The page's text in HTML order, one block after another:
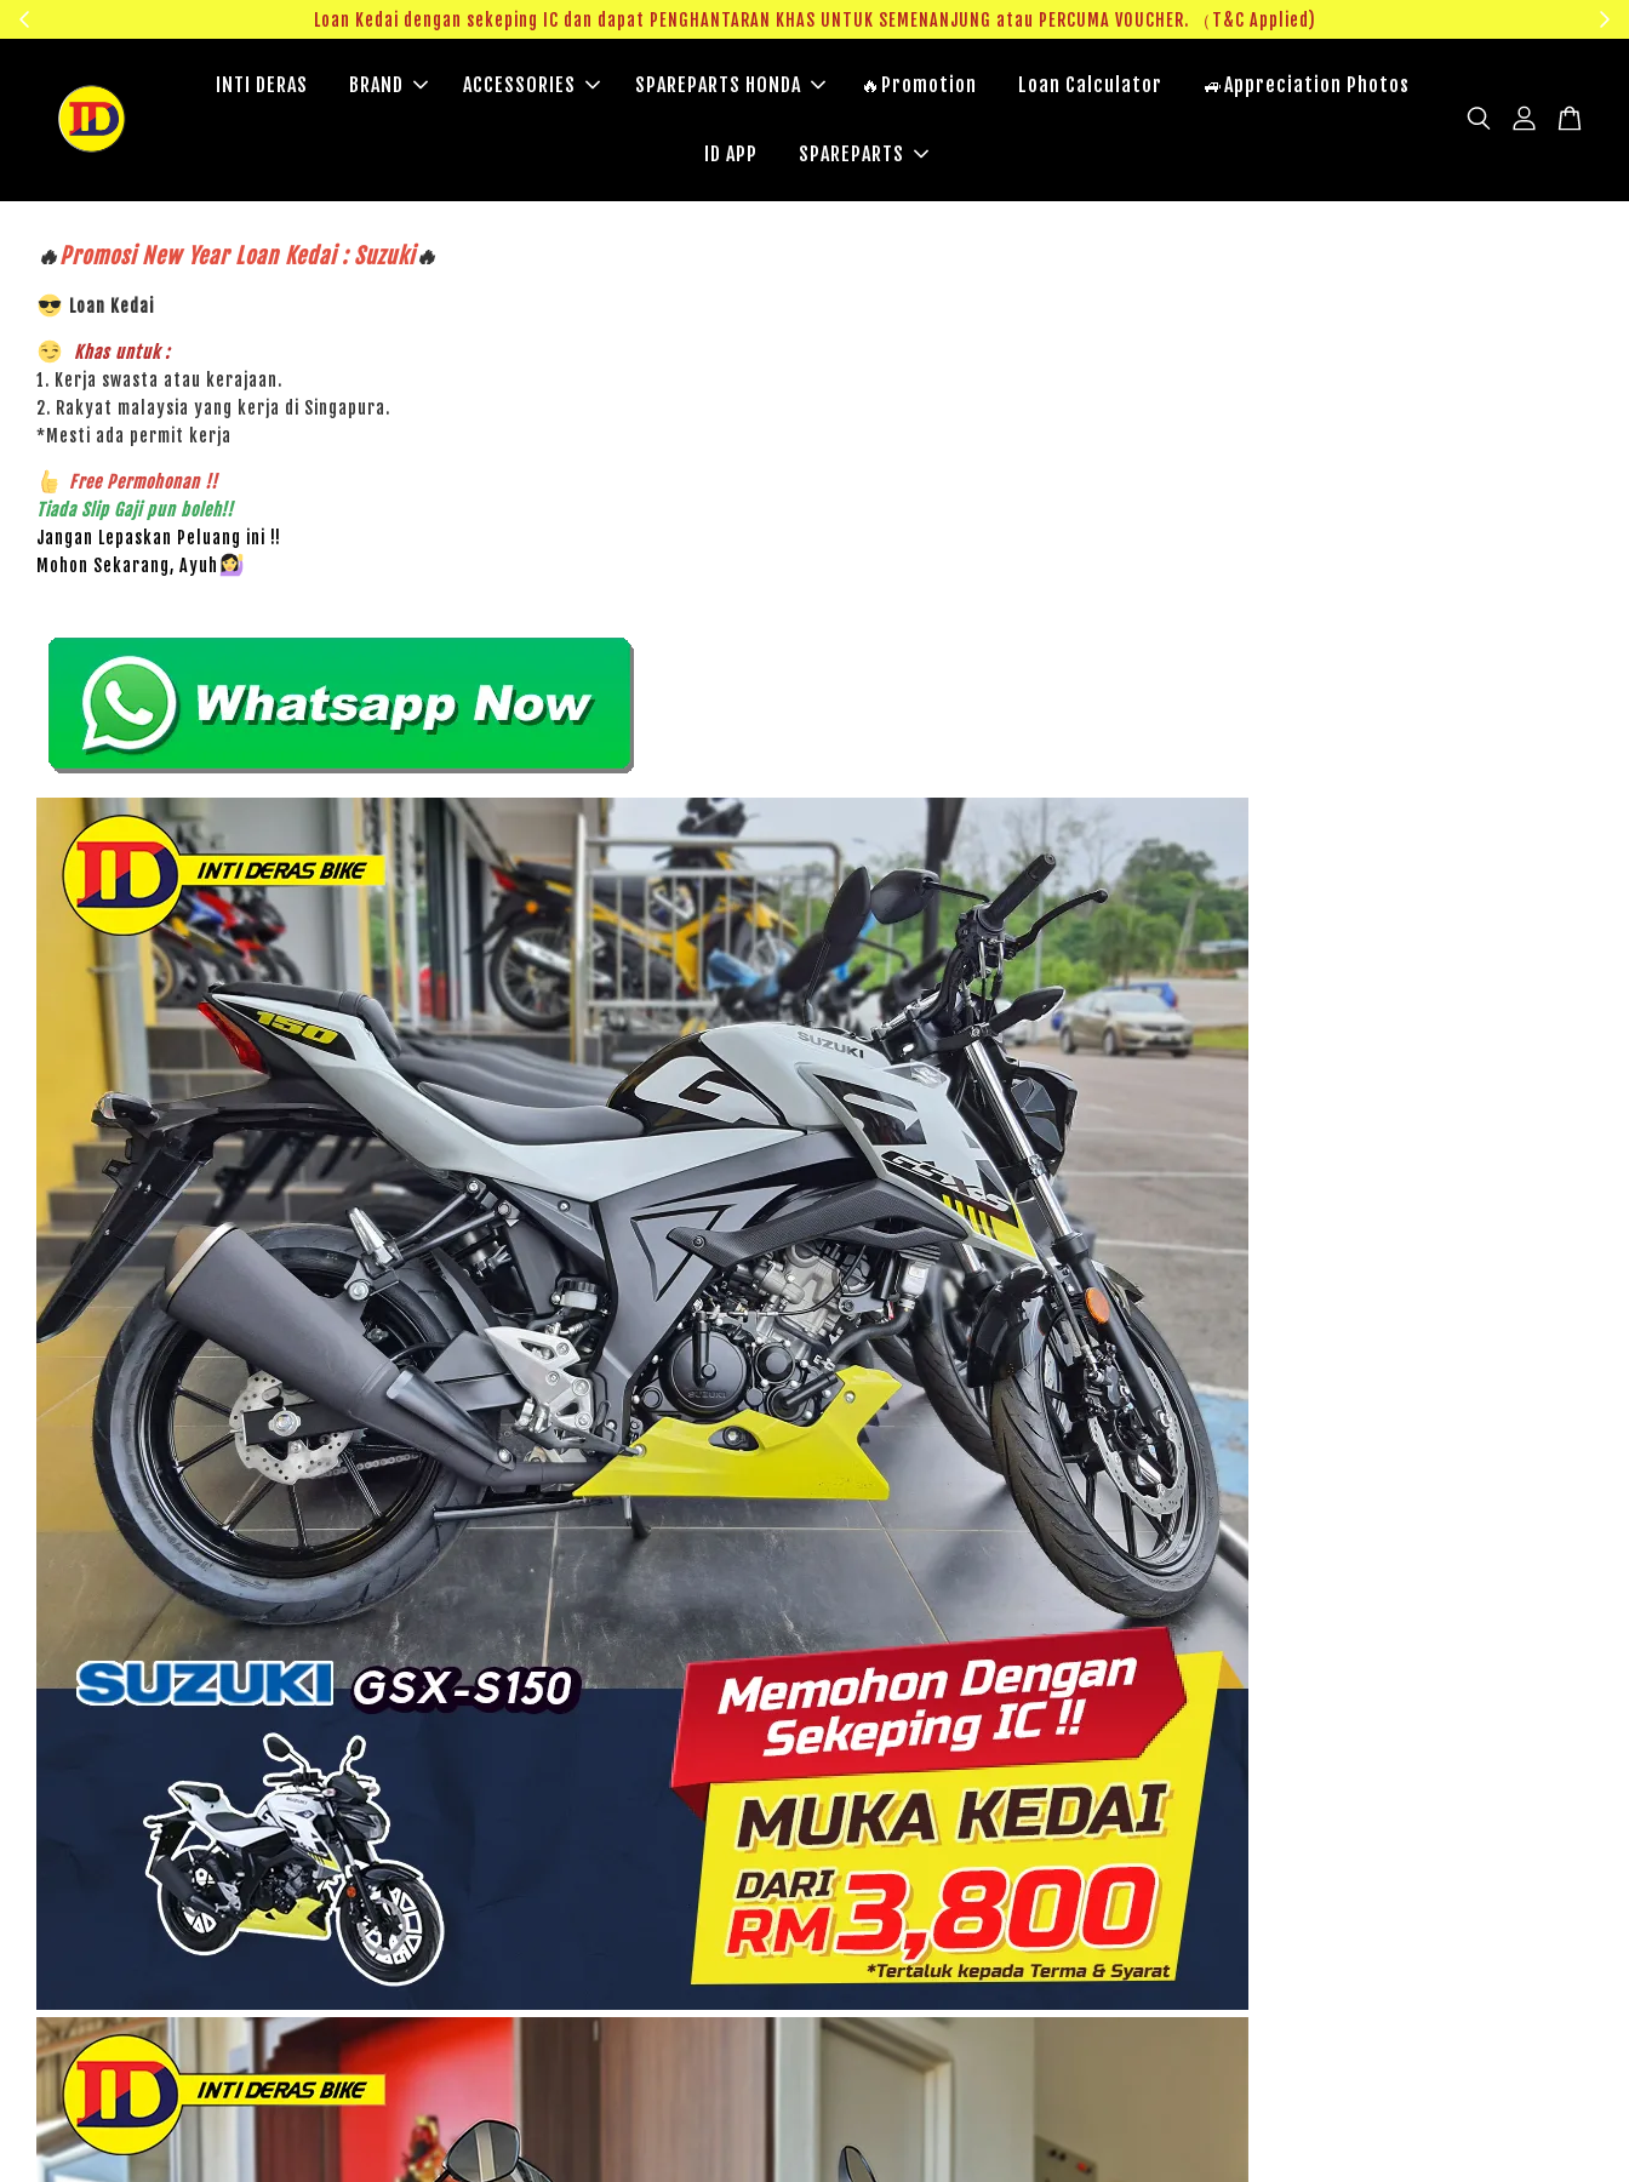
Loan Kedai dengan sekeping IC dan dapat PENGHANTARAN KHAS UNTUK SEMENANJUNG atau PERCUMA VOUCHER. （T&C Applied)
INTI DERAS BRAND ACCESSORIES SPAREPARTS HONDA 🔥Promotion Loan Calculator 🚙Appreciation Photos
ID APP SPAREPARTS
🔥Promosi New Year Loan Kedai : Suzuki🔥
Loan Kedai
Khas untuk :
1. Kerja swasta atau kerajaan.
2. Rakyat malaysia yang kerja di Singapura.
*Mesti ada permit kerja
Free Permohonan !!
Tiada Slip Gaji pun boleh!!
Jangan Lepaskan Peluang ini !!
Mohon Sekarang, Ayuh